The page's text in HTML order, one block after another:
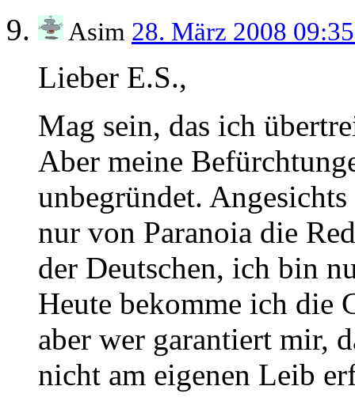
Asim 28. März 2008
Lieber E.S.,
Mag sein, das ich
Aber meine
unbegründet.
nur von Paranoia die
der Deutschen, ich bin
Heute bekomme ich die
aber wer garantiert mir,
nicht am eigenen Leib